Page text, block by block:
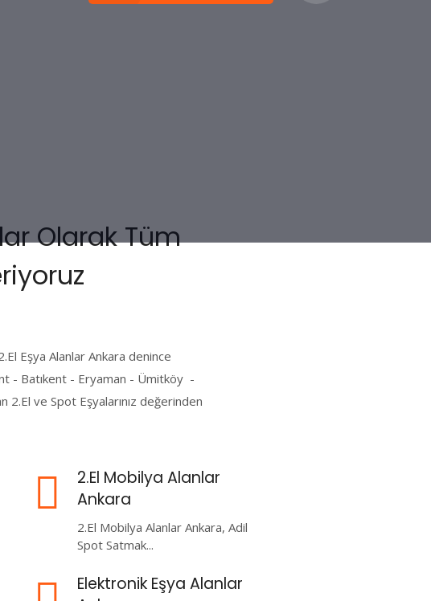
Olarak Tüm
Eşya Alanlar Ankara denince
- Batıkent - Eryaman - Ümitköy -
2.El ve Spot Eşyalarınız değerinden
2.El Mobilya Alanlar
Ankara
2.El Mobilya Alanlar Ankara, Adil
Spot Satmak...
Elektronik Eşya Alanlar